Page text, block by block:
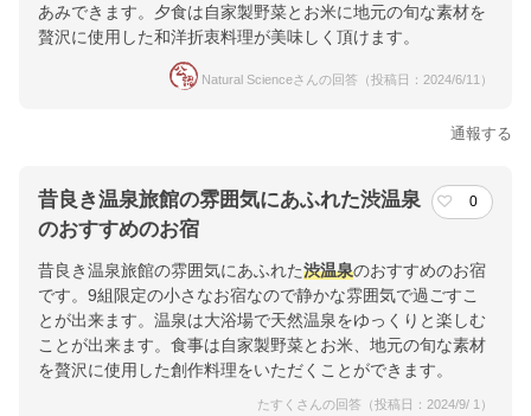
あみできます。夕食は自家製野菜とお米に地元の旬な素材を
贅沢に使用した和洋折衷料理が美味しく頂けます。
Natural Scienceさんの回答（投稿日：2024/6/11）
通報する
昔良き温泉旅館の雰囲気にあふれた渋温泉
のおすすめのお宿
0
昔良き温泉旅館の雰囲気にあふれた渋温泉のおすすめのお宿
です。9組限定の小さなお宿なので静かな雰囲気で過ごすこ
とが出来ます。温泉は大浴場で天然温泉をゆっくりと楽しむ
ことが出来ます。食事は自家製野菜とお米、地元の旬な素材
を贅沢に使用した創作料理をいただくことができます。
たすくさんの回答（投稿日：2024/9/ 1）